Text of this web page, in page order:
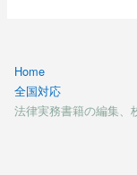
Home
全国対応
法律実務書籍の編集、